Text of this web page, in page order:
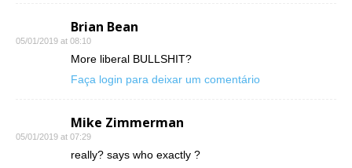
Brian Bean
05/01/2019 at 08:10
More liberal BULLSHIT?
Faça login para deixar um comentário
Mike Zimmerman
05/01/2019 at 07:29
really? says who exactly ?